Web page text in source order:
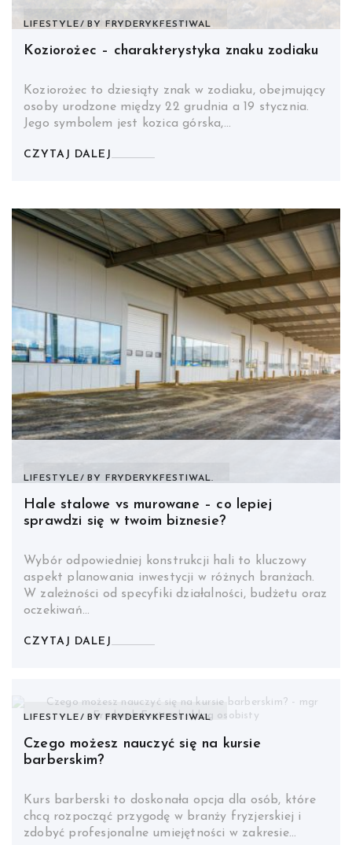
LIFESTYLE BY FRYDERYKFESTIWAL
Koziorożec – charakterystyka znaku zodiaku
Koziorożec to dziesiąty znak w zodiaku, obejmujący
osoby urodzone między 22 grudnia a 19 stycznia.
Jego symbolem jest kozica górska,…
CZYTAJ DALEJ
LIFESTYLE BY FRYDERYKFESTIWAL.
Hale stalowe vs murowane – co lepiej
sprawdzi się w twoim biznesie?
Wybór odpowiedniej konstrukcji hali to kluczowy
aspekt planowania inwestycji w różnych branżach.
W zależności od specyfiki działalności, budżetu oraz
oczekiwań…
CZYTAJ DALEJ
LIFESTYLE BY FRYDERYKFESTIWAL
Czego możesz nauczyć się na kursie
barberskim?
Kurs barberski to doskonała opcja dla osób, które
chcą rozpocząć przygodę w branży fryzjerskiej i
zdobyć profesjonalne umiejętności w zakresie…